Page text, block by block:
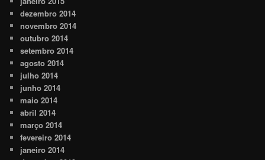
dezembro 2014
novembro 2014
outubro 2014
setembro 2014
agosto 2014
julho 2014
junho 2014
maio 2014
abril 2014
março 2014
fevereiro 2014
janeiro 2014